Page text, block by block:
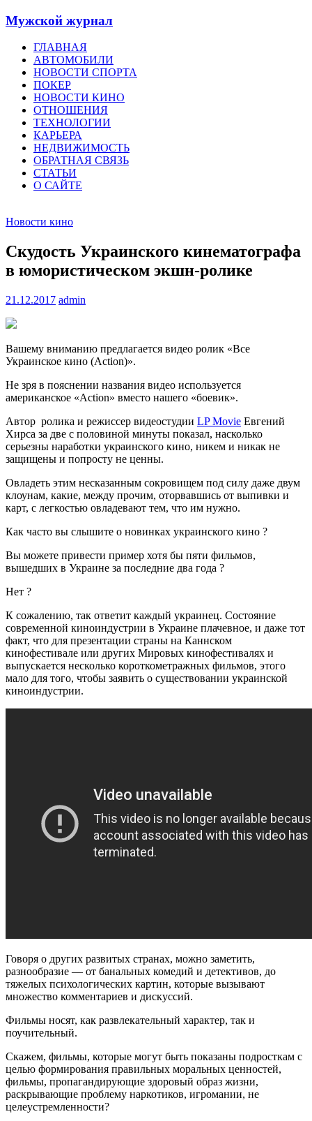
Мужской журнал
ГЛАВНАЯ
АВТОМОБИЛИ
НОВОСТИ СПОРТА
ПОКЕР
НОВОСТИ КИНО
ОТНОШЕНИЯ
ТЕХНОЛОГИИ
КАРЬЕРА
НЕДВИЖИМОСТЬ
ОБРАТНАЯ СВЯЗЬ
СТАТЬИ
О САЙТЕ
Новости кино
Скудость Украинского кинематографа
в юмористическом экшн-ролике
21.12.2017 admin
Вашему вниманию предлагается видео ролик «Все
Украинское кино (Action)».
Не зря в пояснении названия видео используется
американское «Action» вместо нашего «боевик».
Автор ролика и режиссер видеостудии LP Movie Евгений
Хирса за две с половиной минуты показал, насколько
серьезны наработки украинского кино, никем и никак не
защищены и попросту не ценны.
Овладеть этим несказанным сокровищем под силу даже двум
клоунам, какие, между прочим, оторвавшись от выпивки и
карт, с легкостью овладевают тем, что им нужно.
Как часто вы слышите о новинках украинского кино ?
Вы можете привести пример хотя бы пяти фильмов,
вышедших в Украине за последние два года ?
Нет ?
К сожалению, так ответит каждый украинец. Состояние
современной киноиндустрии в Украине плачевное, и даже тот
факт, что для презентации страны на Каннском
кинофестивале или других Мировых кинофестивалях и
выпускается несколько короткометражных фильмов, этого
мало для того, чтобы заявить о существовании украинской
киноиндустрии.
Говоря о других развитых странах, можно заметить,
разнообразие — от банальных комедий и детективов, до
тяжелых психологических картин, которые вызывают
множество комментариев и дискуссий.
Фильмы носят, как развлекательный характер, так и
поучительный.
Скажем, фильмы, которые могут быть показаны подросткам с
целью формирования правильных моральных ценностей,
фильмы, пропагандирующие здоровый образ жизни,
раскрывающие проблему наркотиков, игромании, не
целеустремленности?